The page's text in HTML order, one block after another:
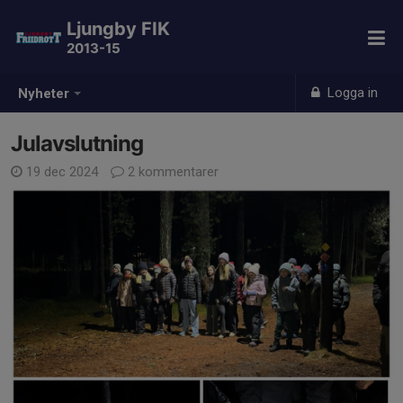
Nyheter Logga in
Ljungby FIK
2013-15
Julavslutning
19 dec 2024 2 kommentarer